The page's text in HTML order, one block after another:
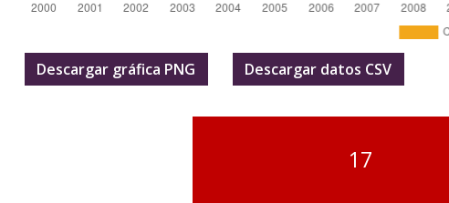
Descargar gráfica PNG Descargar datos CSV
17